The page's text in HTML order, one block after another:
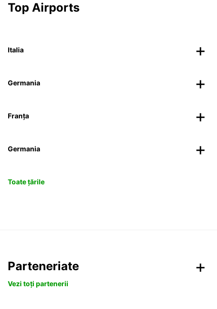
Top Airports
Italia
Germania
Franța
Germania
Toate țările
Parteneriate
Vezi toți partenerii